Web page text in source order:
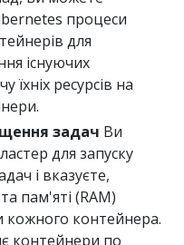
процеси
для
існуючих
їхніх ресурсів на
задач Ви
для запуску
і вказуєте,
пам'яті (RAM)
кожного контейнера.
контейнери по